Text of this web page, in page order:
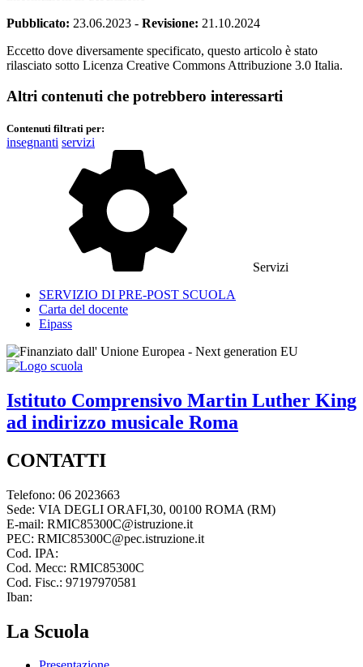
Pubblicato: 23.06.2023 - Revisione: 21.10.2024
Eccetto dove diversamente specificato, questo articolo è stato
rilasciato sotto Licenza Creative Commons Attribuzione 3.0 Italia.
Altri contenuti che potrebbero interessarti
Contenuti filtrati per:
insegnanti servizi
Servizi
SERVIZIO DI PRE-POST SCUOLA
Carta del docente
Eipass
Istituto Comprensivo Martin Luther King
ad indirizzo musicale Roma
CONTATTI
Telefono: 06 2023663
Sede: VIA DEGLI ORAFI,30, 00100 ROMA (RM)
E-mail: RMIC85300C@istruzione.it
PEC: RMIC85300C@pec.istruzione.it
Cod. IPA:
Cod. Mecc: RMIC85300C
Cod. Fisc.: 97197970581
Iban:
La Scuola